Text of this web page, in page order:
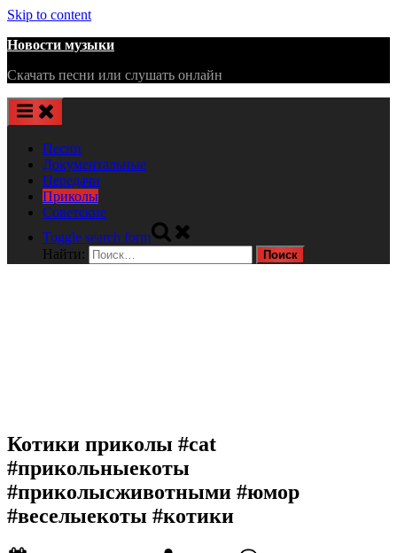
Skip to content
Новости музыки
Скачать песни или слушать онлайн
Песни
Документальные
Передачи
Приколы
Советские
Toggle search form
Найти:
Котики приколы #cat
#прикольныекоты
#приколысживотными #юмор
#веселыекоты #котики